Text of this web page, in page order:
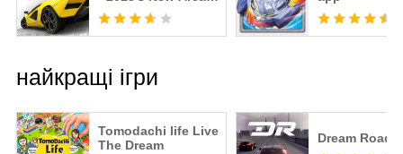
Racing Game
найкращі ігри
Tomodachi life Live
The Dream
Dream Road: